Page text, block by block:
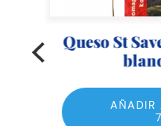
Queso St
AÑADIR